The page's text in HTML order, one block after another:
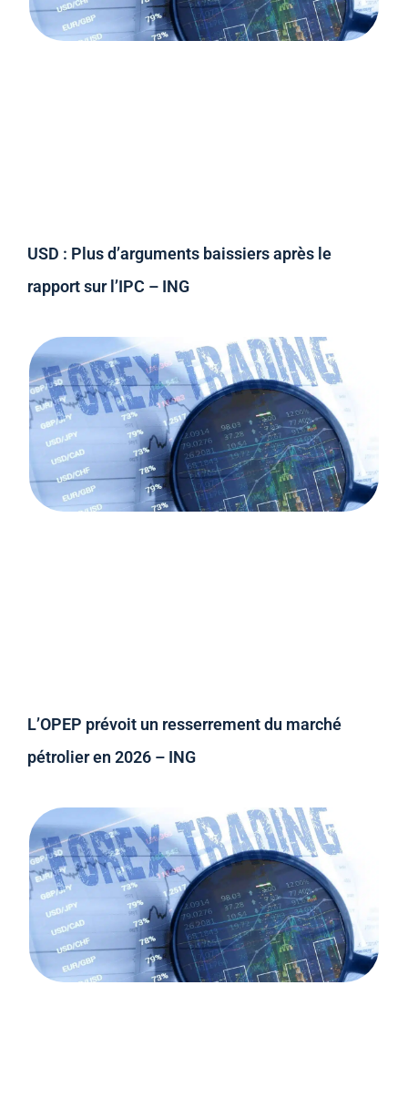
USD : Plus d’arguments baissiers après le
rapport sur l’IPC – ING
L’OPEP prévoit un resserrement du marché
pétrolier en 2026 – ING